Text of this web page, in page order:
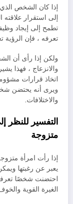
إذا كان الشخص
إلى استقرار علاقته
تطمح إلى إيجاد
تعرفه ، فإن الرؤية
ولكن إذا رأى أن
والانزعاج ، فهذا
اتخاذ قرارات
ويرى أنه يحتضن
والاختلافات.
التفسير
متزوجة
إذا رأت امرأة
يعبر عن رغبتها
احتضنت شخصًا
الغيرة القوية